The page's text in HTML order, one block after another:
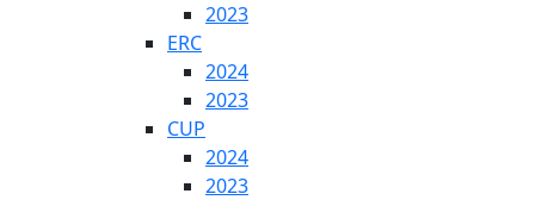
2023
ERC
2024
2023
CUP
2024
2023